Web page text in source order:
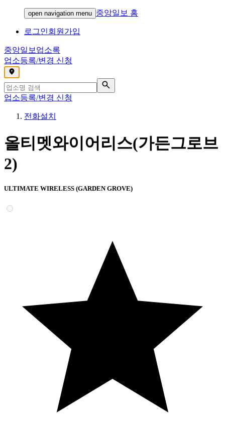
open navigation menu 중앙일보 홈
로그인회원가입
중앙일보 업소록
업소등록/변경 신청
,
업소등록/변경 신청
전화설치
올티멧와이어리스(가든그로브
2)
ULTIMATE WIRELESS (GARDEN GROVE)